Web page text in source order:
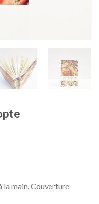
la main. Couverture